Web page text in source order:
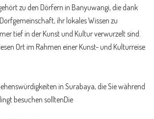
zu den Dörfern in Banyuwangi, die dank
ihr lokales Wissen zu
tief in der Kunst und Kultur verwurzelt sind.
Ort im Rahmen einer Kunst- und Kulturreise
in Surabaya, die Sie während
besuchen solltenDie